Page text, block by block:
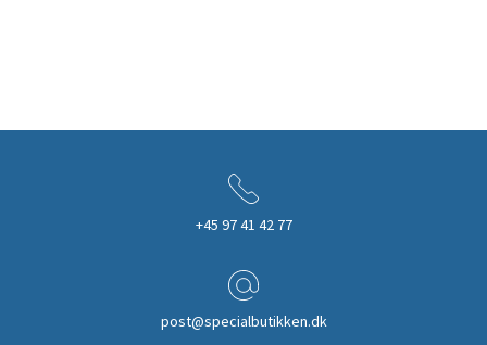
+45 97 41 42 77
post@specialbutikken.dk